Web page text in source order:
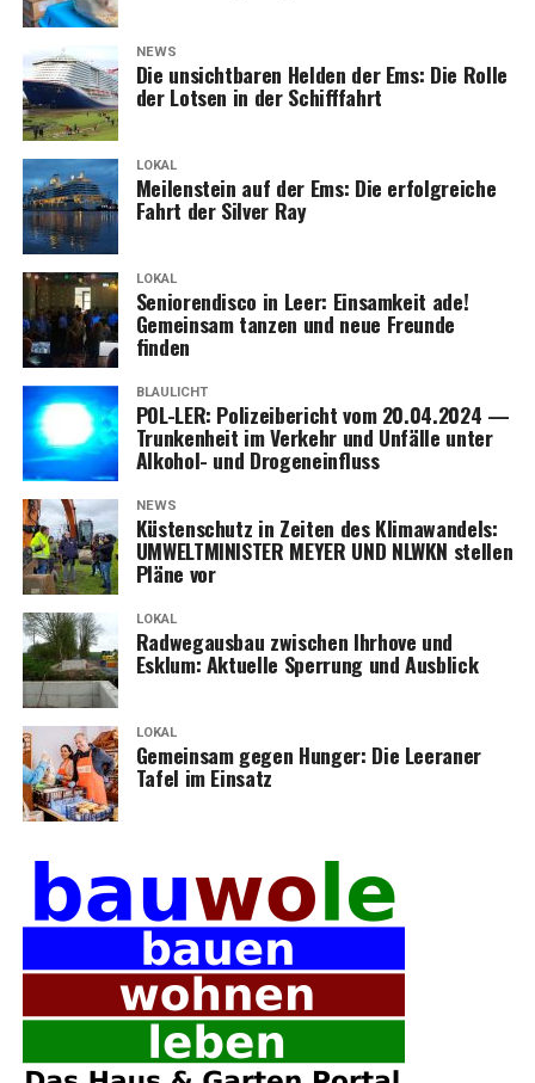
NEWS
Die unsicht­ba­ren Hel­den der Ems: Die Rol­le
der Lot­sen in der Schifffahrt
LOKAL
Mei­len­stein auf der Ems: Die erfolg­rei­che
Fahrt der Sil­ver Ray
LOKAL
Senio­ren­dis­co in Leer: Ein­sam­keit ade!
Gemein­sam tan­zen und neue Freun­de
finden
BLAULICHT
POL-LER: Poli­zei­be­richt vom 20.04.2024 —
Trun­ken­heit im Ver­kehr und Unfäl­le unter
Alko­hol- und Drogeneinfluss
NEWS
Küs­ten­schutz in Zei­ten des Kli­ma­wan­dels:
UMWELTMINISTER MEYER UND NLWKN stel­len
Plä­ne vor
LOKAL
Rad­weg­aus­bau zwi­schen Ihr­ho­ve und
Esklum: Aktu­el­le Sper­rung und Ausblick
LOKAL
Gemein­sam gegen Hun­ger: Die Leera­ner
Tafel im Einsatz